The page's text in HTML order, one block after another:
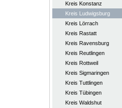
Kreis Konstanz
Kreis Ludwigsburg
Kreis Lörrach
Kreis Rastatt
Kreis Ravensburg
Kreis Reutlingen
Kreis Rottweil
Kreis Sigmaringen
Kreis Tuttlingen
Kreis Tübingen
Kreis Waldshut